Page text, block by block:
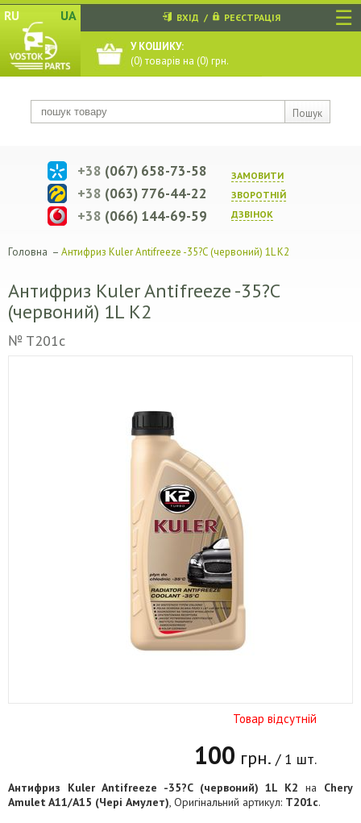
☰
RU UA
Пошук
ВХІД / РЕЄСТРАЦІЯ
У КОШИКУ:
(0) товарів на (0) грн.
ЗАМОВИТИ
ЗВОРОТНIЙ
ДЗВIНОК
+38 (067) 658-73-58
+38 (063) 776-44-22
+38 (066) 144-69-59
Головна – Антифриз Kuler Antifreeze -35?C (червоний) 1L K2
Антифриз Kuler Antifreeze -35?C
(червоний) 1L K2
№ T201c
Товар відсутній
100 грн. / 1 шт.
Антифриз Kuler Antifreeze -35?C (червоний) 1L K2 на Chery
Amulet A11/A15 (Чері Амулет), Оригінальний артикул: T201c.